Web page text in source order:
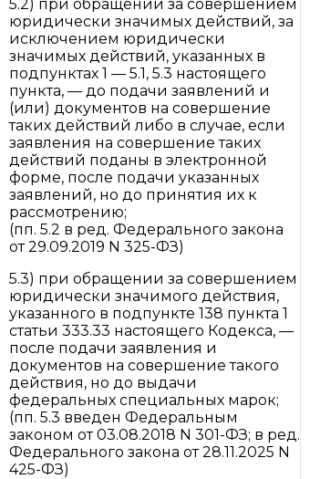
5.2) при обращении за совершением
юридически значимых действий, за
исключением юридически
значимых действий, указанных в
подпунктах 1 — 5.1, 5.3 настоящего
пункта, — до подачи заявлений и
(или) документов на совершение
таких действий либо в случае, если
заявления на совершение таких
действий поданы в электронной
форме, после подачи указанных
заявлений, но до принятия их к
рассмотрению;
(пп. 5.2 в ред. Федерального закона
от 29.09.2019 N 325-ФЗ)
5.3) при обращении за совершением
юридически значимого действия,
указанного в подпункте 138 пункта 1
статьи 333.33 настоящего Кодекса, —
после подачи заявления и
документов на совершение такого
действия, но до выдачи
федеральных специальных марок;
(пп. 5.3 введен Федеральным
законом от 03.08.2018 N 301-ФЗ; в ред.
Федерального закона от 28.11.2025 N
425-ФЗ)